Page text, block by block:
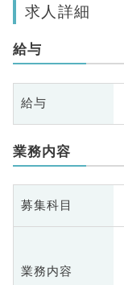
求人詳細
給与
給与
業務内容
募集科目
業務内容